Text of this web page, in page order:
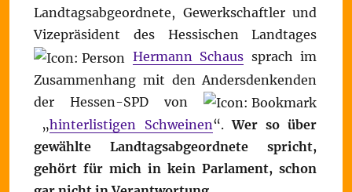
Landtagsabgeordnete, Gewerkschaftler und
Vizepräsident des Hessischen Landtages
Hermann Schaus sprach im
Zusammenhang mit den Andersdenkenden
der Hessen-SPD von
„hinterlistigen Schweinen“.Wer so über
gewählte Landtagsabgeordnete spricht,
gehört für mich in kein Parlament, schon